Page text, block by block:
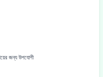
জন্য উপযোগী